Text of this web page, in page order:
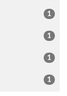
1
1
1
1